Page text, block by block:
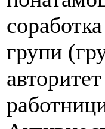
групи